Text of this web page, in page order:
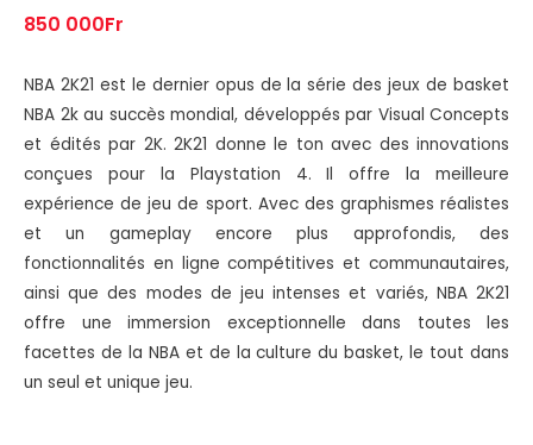
850 000Fr
NBA 2K21 est le dernier opus de la série des jeux de basket
NBA 2k au succès mondial, développés par Visual Concepts
et édités par 2K. 2K21 donne le ton avec des innovations
conçues pour la Playstation 4. Il offre la meilleure
expérience de jeu de sport. Avec des graphismes réalistes
et un gameplay encore plus approfondis, des
fonctionnalités en ligne compétitives et communautaires,
ainsi que des modes de jeu intenses et variés, NBA 2K21
offre une immersion exceptionnelle dans toutes les
facettes de la NBA et de la culture du basket, le tout dans
un seul et unique jeu.